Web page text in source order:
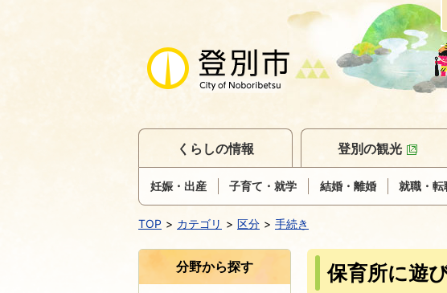
くらしの情報
妊娠・出産 子育て・就学 結婚・離婚 就職・転
登別の観光
TOP カテゴリ 区分 手続き
保育所に遊
分野から探す